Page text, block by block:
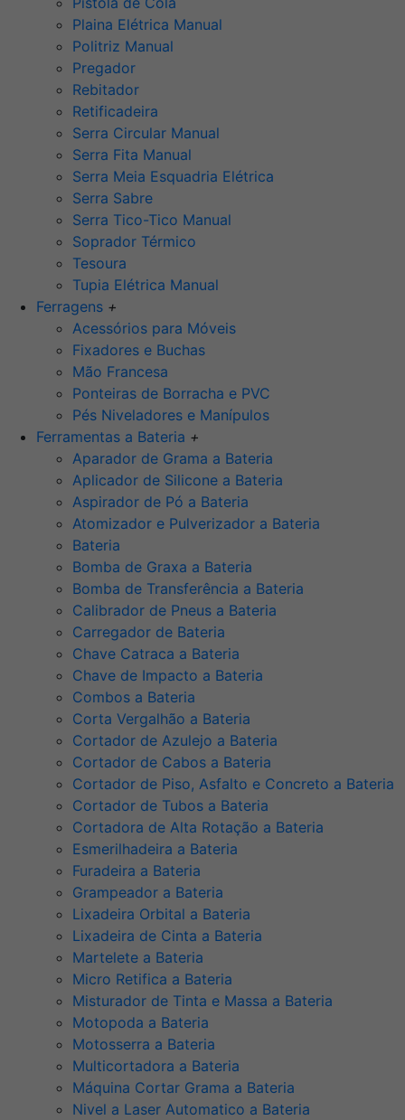
Plaina Elétrica Manual
Politriz Manual
Pregador
Rebitador
Retificadeira
Serra Circular Manual
Serra Fita Manual
Serra Meia Esquadria Elétrica
Serra Sabre
Serra Tico-Tico Manual
Soprador Térmico
Tesoura
Tupia Elétrica Manual
Ferragens +
Acessórios para Móveis
Fixadores e Buchas
Mão Francesa
Ponteiras de Borracha e PVC
Pés Niveladores e Manípulos
Ferramentas a Bateria +
Aparador de Grama a Bateria
Aplicador de Silicone a Bateria
Aspirador de Pó a Bateria
Atomizador e Pulverizador a Bateria
Bateria
Bomba de Graxa a Bateria
Bomba de Transferência a Bateria
Calibrador de Pneus a Bateria
Carregador de Bateria
Chave Catraca a Bateria
Chave de Impacto a Bateria
Combos a Bateria
Corta Vergalhão a Bateria
Cortador de Azulejo a Bateria
Cortador de Cabos a Bateria
Cortador de Piso, Asfalto e Concreto a Bateria
Cortador de Tubos a Bateria
Cortadora de Alta Rotação a Bateria
Esmerilhadeira a Bateria
Furadeira a Bateria
Grampeador a Bateria
Lixadeira Orbital a Bateria
Lixadeira de Cinta a Bateria
Martelete a Bateria
Micro Retifica a Bateria
Misturador de Tinta e Massa a Bateria
Motopoda a Bateria
Motosserra a Bateria
Multicortadora a Bateria
Máquina Cortar Grama a Bateria
Nivel a Laser Automatico a Bateria